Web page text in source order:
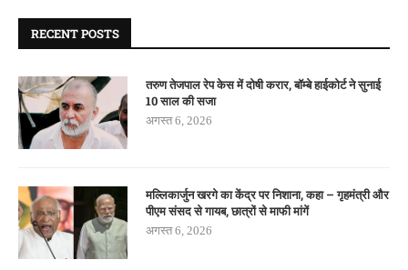
RECENT POSTS
तरुण तेजपाल रेप केस में दोषी करार, बॉम्बे हाईकोर्ट ने सुनाई
10 साल की सजा
अगस्त 6, 2026
मल्लिकार्जुन खरगे का केंद्र पर निशाना, कहा – गृहमंत्री और
पीएम संसद से गायब, छात्रों से माफी मांगें
अगस्त 6, 2026